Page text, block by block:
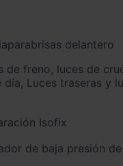
delantero
día, Luces traseras y
Isofix
de baja presión